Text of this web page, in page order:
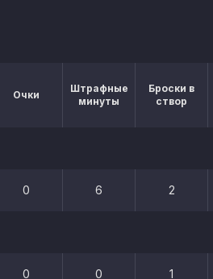
Очки
Штрафные
минуты
Броски в
створ
0 6 2
0 0 1